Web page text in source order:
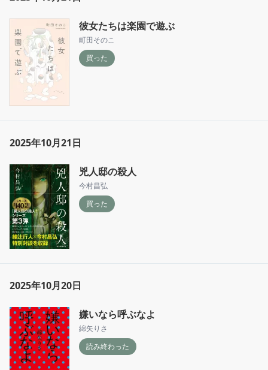
彼女たちは楽園で遊ぶ
町田そのこ
買った
2025年10月21日
兇人邸の殺人
今村昌弘
買った
2025年10月20日
嫌いなら呼ぶなよ
綿矢りさ
読み終わった